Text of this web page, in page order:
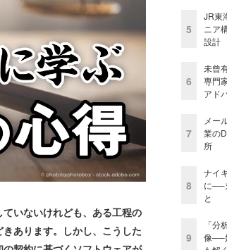
いないけれども、ある工程の
あります。しかし、こうした
5
JR東
ニア
設計
6
未曾
専門
アド
7
メー
業の
所
8
ナイ
に──
と
9
「
像──